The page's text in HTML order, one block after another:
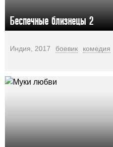
Беспечные близнецы 2
Индия, 2017 боевик комедия